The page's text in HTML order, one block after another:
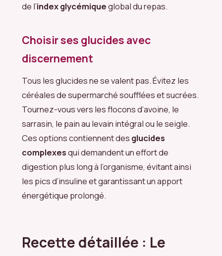
de l’index glycémiqueglobal du repas.
Choisir ses glucides avec
discernement
Tous les glucides ne se valent pas. Évitez les
céréales de supermarché soufflées et sucrées.
Tournez-vous vers les flocons d’avoine, le
sarrasin, le pain au levain intégral ou le seigle.
Ces options contiennent des glucides
complexesqui demandent un effort de
digestion plus long à l’organisme, évitant ainsi
les pics d’insuline et garantissant un apport
énergétique prolongé.
Recette détaillée : Le